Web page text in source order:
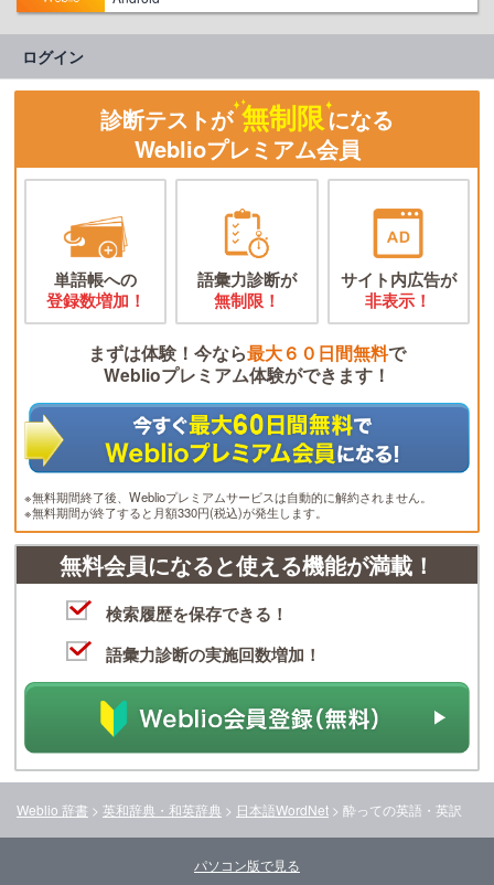
ログイン
診断テストが 無制限になる
Weblioプレミアム会員
単語帳への
登録数増加！
語彙力診断が
無制限！
サイト内広告が
非表示！
まずは体験！今なら最大６０日間無料で
Weblioプレミアム体験ができます！
※無料期間終了後、Weblioプレミアムサービスは自動的に解約されません。
※無料期間が終了すると月額330円(税込)が発生します。
無料会員になると使える機能が満載！
検索履歴を保存できる！
語彙力診断の実施回数増加！
Weblio 辞書 > 英和辞典・和英辞典 > 日本語WordNet > 酔っての英語・英訳
パソコン版で見る